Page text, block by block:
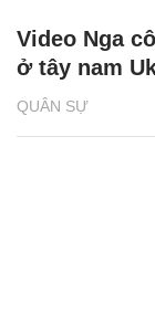
QUÂN SỰ
Video Nga
ở tây nam